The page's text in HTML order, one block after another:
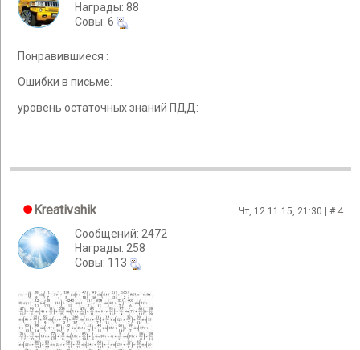
Награды: 88
Cовы: 6
Понравившиеся :
Ошибки в письме:
уровень остаточных знаний ПДД:
Kreativshik Чт, 12.11.15, 21:30 | # 4
Сообщений: 2472
Награды: 258
Cовы: 113